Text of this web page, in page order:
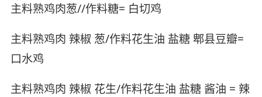
主料熟鸡肉葱//作料糖= 白切鸡
主料熟鸡肉 辣椒 葱/作料花生油 盐糖 郫县豆瓣=
口水鸡
主料熟鸡肉 辣椒 花生/作料花生油 盐糖 酱油 = 辣